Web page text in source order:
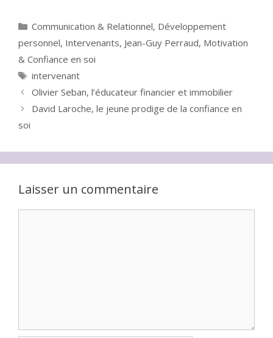
Catégories
Communication & Relationnel, Développement
personnel, Intervenants, Jean-Guy Perraud, Motivation
& Confiance en soi
Étiquettes
intervenant
Olivier Seban, l’éducateur financier et immobilier
David Laroche, le jeune prodige de la confiance en
soi
Laisser un commentaire